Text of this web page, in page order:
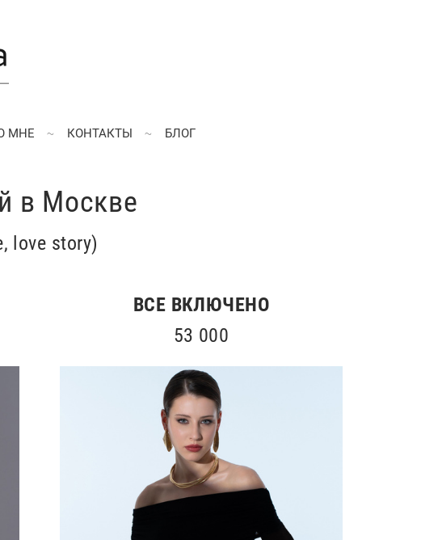
МНЕ КОНТАКТЫ БЛОГ
в Москве
love story)
ВСЕ ВКЛЮЧЕНО
53 000